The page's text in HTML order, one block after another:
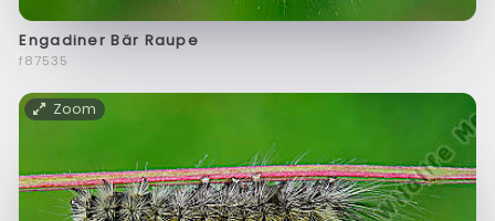
Engadiner Bär Raupe
f87535
Zoom